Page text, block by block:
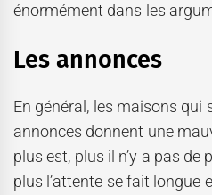
énormément dans les
Les annonces
En général, les maisons qui
annonces donnent une
plus est, plus il n’y a pas de
plus l’attente se fait longue